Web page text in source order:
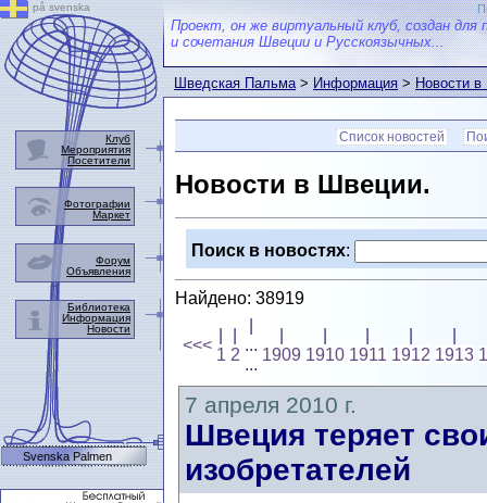
Проект, он же виртуальный клуб, создан для
и сочетания Швеции и Русскоязычных...
Шведская Пальма>Информация>Новости
Список новостей
Новости в Швеции.
Поиск в новостях:
Найдено: 38919
<<<
1 2
...
...
1909 1910 1911 1912 1913
7 апреля 2010 г.
Швеция теряет
изобретателей
på svenska
Клуб
Мероприятия
Посетители
Фотографии
Маркет
Форум
Объявления
Библиотека
Информация
Новости
Svenska Palmen